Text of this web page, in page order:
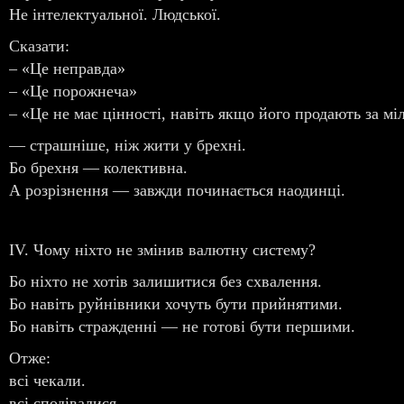
Не інтелектуальної. Людської.
Сказати:
– «Це неправда»
– «Це порожнеча»
– «Це не має цінності, навіть якщо його продають за
— страшніше, ніж жити у брехні.
Бо брехня — колективна.
А розрізнення — завжди починається наодинці.
IV. Чому ніхто не змінив валютну систему?
Бо ніхто не хотів залишитися без схвалення.
Бо навіть руйнівники хочуть бути прийнятими.
Бо навіть стражденні — не готові бути першими.
Отже:
всі чекали.